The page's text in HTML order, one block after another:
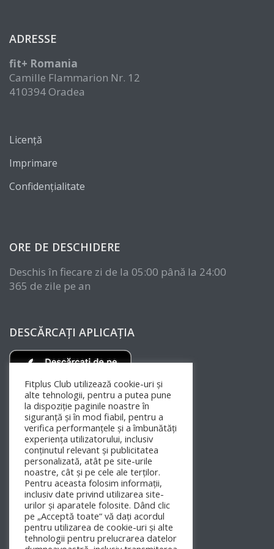
ADRESSE
fit+ Romania
Camille Flammarion Nr. 12
410394 Oradea
Licență
Imprimare
Confidențialitate
ORE DE DESCHIDERE
Deschis în fiecare zi de la 05:00 până la 24:00
365 de zile pe an
DESCĂRCAȚI APLICAȚIA
FIT+ ROMANIA PE SOCIAL MEDIA
Fitplus Club utilizează cookie-uri și
alte tehnologii, pentru a putea pune
la dispoziție paginile noastre în
siguranță și în mod fiabil, pentru a
verifica performanțele și a îmbunătăți
experiența utilizatorului, inclusiv
conținutul relevant și publicitatea
personalizată, atât pe site-urile
noastre, cât și pe cele ale terților.
Pentru aceasta folosim informații,
inclusiv date privind utilizarea site-
urilor și aparatele folosite. Dând clic
pe „Acceptă toate“ vă dați acordul
pentru utilizarea de cookie-uri și alte
tehnologii pentru prelucrarea datelor